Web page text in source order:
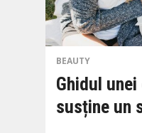
BEAUTY
Ghidul
susține un